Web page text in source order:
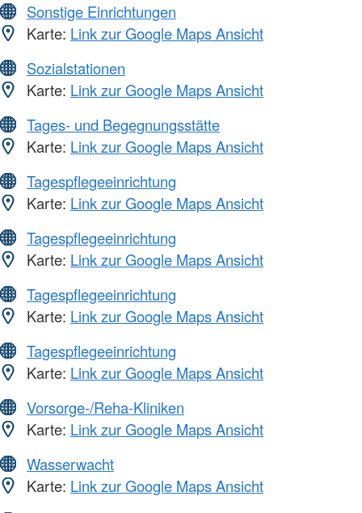
Sonstige Einrichtungen
Karte: Link zur Google Maps Ansicht
Sozialstationen
Karte: Link zur Google Maps Ansicht
Tages- und Begegnungsstätte
Karte: Link zur Google Maps Ansicht
Tagespflegeeinrichtung
Karte: Link zur Google Maps Ansicht
Tagespflegeeinrichtung
Karte: Link zur Google Maps Ansicht
Tagespflegeeinrichtung
Karte: Link zur Google Maps Ansicht
Tagespflegeeinrichtung
Karte: Link zur Google Maps Ansicht
Vorsorge-/Reha-Kliniken
Karte: Link zur Google Maps Ansicht
Wasserwacht
Karte: Link zur Google Maps Ansicht